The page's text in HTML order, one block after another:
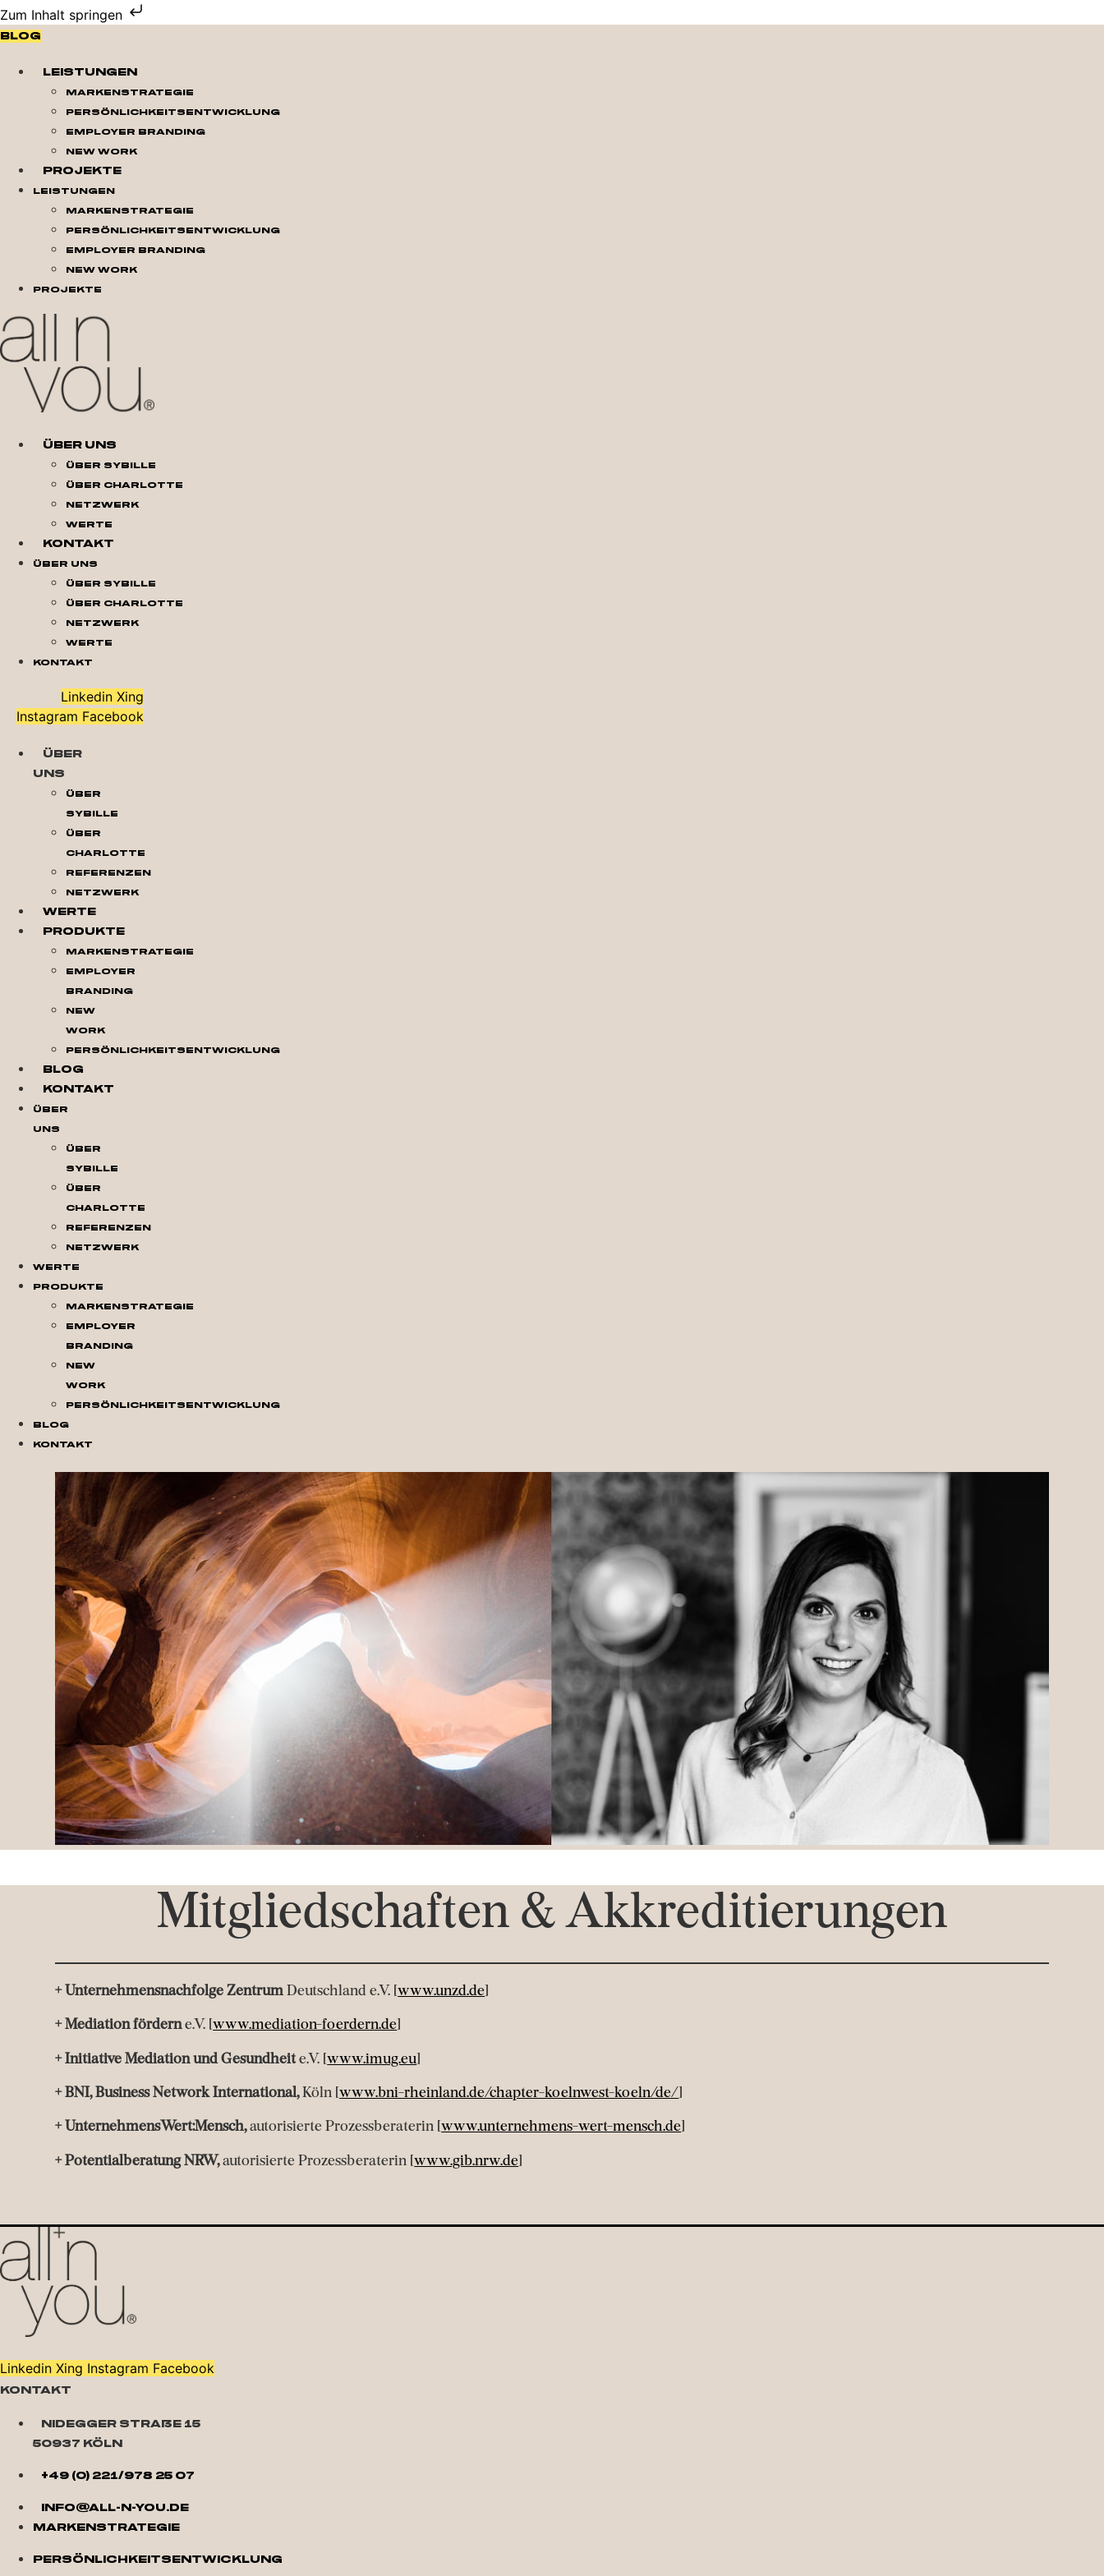
Zum Inhalt springen
Blog
Leistungen
Markenstrategie
Persönlichkeitsentwicklung
Employer Branding
New Work
Projekte
Leistungen
Markenstrategie
Persönlichkeitsentwicklung
Employer Branding
New Work
Projekte
Über Uns
Über Sybille
Über Charlotte
Netzwerk
Werte
Kontakt
Über Uns
Über Sybille
Über Charlotte
Netzwerk
Werte
Kontakt
Linkedin Xing
Instagram Facebook
Über
Uns
Über
Sybille
Über
Charlotte
Referenzen
Netzwerk
Werte
Produkte
Markenstrategie
Employer
Branding
New
Work
Persönlichkeitsentwicklung
Blog
Kontakt
Über
Uns
Über
Sybille
Über
Charlotte
Referenzen
Netzwerk
Werte
Produkte
Markenstrategie
Employer
Branding
New
Work
Persönlichkeitsentwicklung
Blog
Kontakt
Mitgliedschaften & Akkreditierungen
+ Unternehmensnachfolge Zentrum Deutschland e.V. [www.unzd.de
+ Mediation förderne.V. [www.mediation-foerdern.de]
+ Initiative Mediation und Gesundheit e.V. [www.imug.eu
+ BNI, Business Network International,Köln [www.bni-rheinland.de/chapter-koelnwest-koeln/de/]
+ UnternehmensWert:Mensch,autorisierte Prozessberaterin [www.unternehmens-wert-mensch.de]
+ Potentialberatung NRW,autorisierte Prozessberaterin [www.gib.nrw.de
Linkedin Xing Instagram Facebook
Kontakt
Nidegger Straße 15
50937 Köln
+49 (0) 221/978 25 07
info@all-n-you.de
Markenstrategie
Persönlichkeitsentwicklung